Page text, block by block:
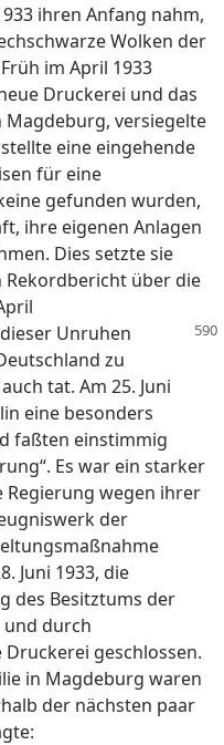
ihren Anfang nahm,
Wolken der
im April 1933
Druckerei und das
Magdeburg, versiegelte
eine eingehende
für eine
gefunden wurden,
ihre eigenen Anlagen
Dies setzte sie
über die
Unruhen
zu
tat. Am 25. Juni
eine besonders
faßten einstimmig
Es war ein starker
Regierung wegen ihrer
der
Juni 1933, die
des Besitztums der
und durch
geschlossen.
in Magdeburg waren
der nächsten paar